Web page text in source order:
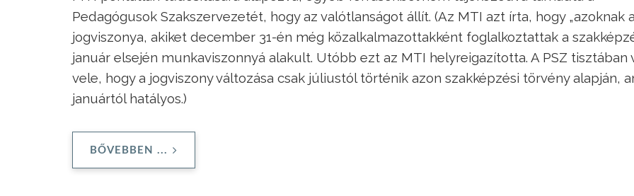
Pedagógusok Szakszervezetét, hogy az valótlanságot állít. (Az MTI azt írta, hogy „azoknak a
jogviszonya, akiket december 31-én még közalkalmazottakként foglalkoztattak a
január elsején munkaviszonnyá alakult. Utóbb ezt az MTI helyreigazította. A PSZ tisztában
vele, hogy a jogviszony változása csak júliustól történik azon szakképzési törvény alapján,
januártól hatályos.)
BŐVEBBEN ...